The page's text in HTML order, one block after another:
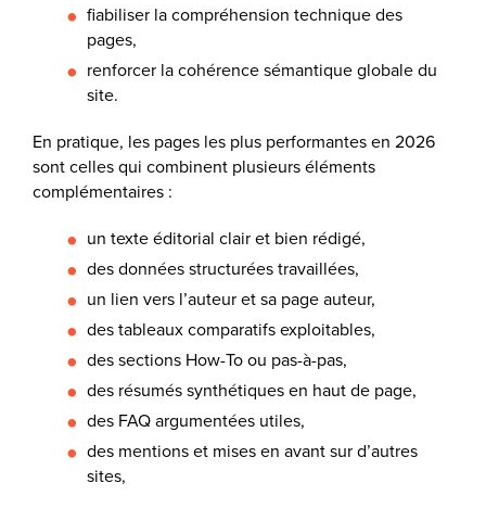
fiabiliser la compréhension technique des
pages,
renforcer la cohérence sémantique globale du
site.
En pratique, les pages les plus performantes en 2026
sont celles qui combinent plusieurs éléments
complémentaires :
un texte éditorial clair et bien rédigé,
des données structurées travaillées,
un lien vers l’auteur et sa page auteur,
des tableaux comparatifs exploitables,
des sections How-To ou pas-à-pas,
des résumés synthétiques en haut de page,
des FAQ argumentées utiles,
des mentions et mises en avant sur d’autres
sites,